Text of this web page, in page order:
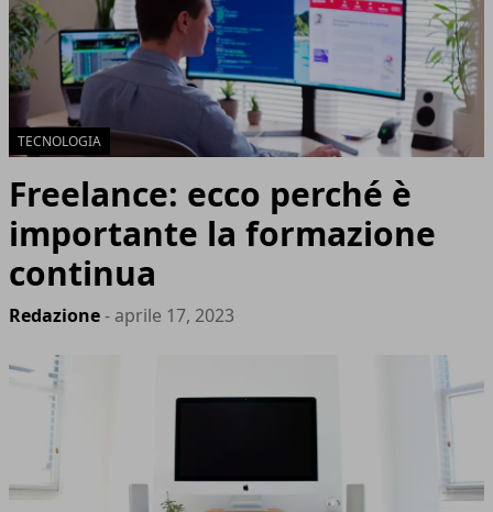
TECNOLOGIA
Freelance: ecco perché è
importante la formazione
continua
Redazione- aprile 17, 2023